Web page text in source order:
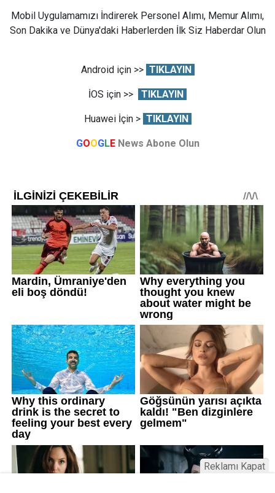
Mobil Uygulamamızı İndirerek Personel Alımı, Memur Alımı,
Son Dakika ve Dünya'daki Haberlerden İlk Siz Haberdar Olun
Android için >> TIKLAYIN
İOS için >> TIKLAYIN
Huawei İçin > TIKLAYIN
GOOGLE News Abone Olun
Reklamı Kapat